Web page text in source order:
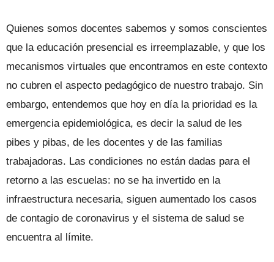
Quienes somos docentes sabemos y somos conscientes
que la educación presencial es irreemplazable, y que los
mecanismos virtuales que encontramos en este contexto
no cubren el aspecto pedagógico de nuestro trabajo. Sin
embargo, entendemos que hoy en día la prioridad es la
emergencia epidemiológica, es decir la salud de les
pibes y pibas, de les docentes y de las familias
trabajadoras. Las condiciones no están dadas para el
retorno a las escuelas: no se ha invertido en la
infraestructura necesaria, siguen aumentado los casos
de contagio de coronavirus y el sistema de salud se
encuentra al límite.